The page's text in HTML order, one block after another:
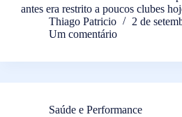
antes era restrito a poucos clubes
Thiago Patricio
2 de
Um comentário
Saúde e Performance